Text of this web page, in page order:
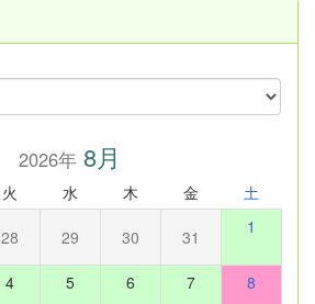
2026年8月
火 水 木 金 土
28 29 30 31 1
4 5 6 7 8